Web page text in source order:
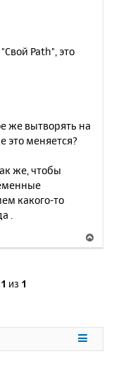
Path", это
же вытворять на
это меняется?
же, чтобы
какого-то
.
е
с
1 из 1